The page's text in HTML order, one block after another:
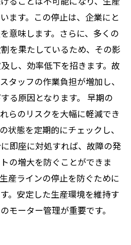
ます。この停止は、企業にと
意味します。さらに、多くの
を果たしているため、その影
し、効率低下を招きます。故
タッフの作業負担が増加し、
る原因となります。 早期の
らのリスクを大幅に軽減でき
状態を定期的にチェックし、
即座に対処すれば、故障の発
の増大を防ぐことができま
産ラインの停止を防ぐために
。安定した生産環境を維持す
モーター管理が重要です。